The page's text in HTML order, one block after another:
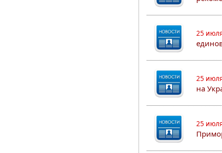
25
25
на
25